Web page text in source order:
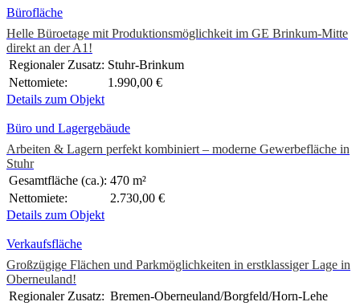
Bürofläche
Helle Büroetage mit Produktionsmöglichkeit im GE Brinkum-Mitte
direkt an der A1!
Regionaler Zusatz: Stuhr-Brinkum
Nettomiete:
1.990,00 €
Details zum Objekt
Büro und Lagergebäude
Arbeiten & Lagern perfekt kombiniert – moderne Gewerbefläche in
Stuhr
Gesamtfläche (ca.): 470 m²
Nettomiete:
2.730,00 €
Details zum Objekt
Verkaufsfläche
Großzügige Flächen und Parkmöglichkeiten in erstklassiger Lage in
Oberneuland!
Regionaler Zusatz: Bremen-Oberneuland/Borgfeld/Horn-Lehe